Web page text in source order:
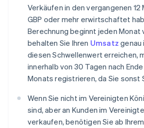
Verkäufen in den vergangenen
GBP oder mehr erwirtschaftet
Berechnung beginnt jeden Monat
behalten Sie Ihren Umsatz genau
diesen Schwellenwert erreichen,
innerhalb von 30 Tagen nach
Monats registrieren, da Sie sonst
Wenn Sie nicht im Vereinigten
sind, aber an Kunden im
verkaufen, benötigen Sie ab